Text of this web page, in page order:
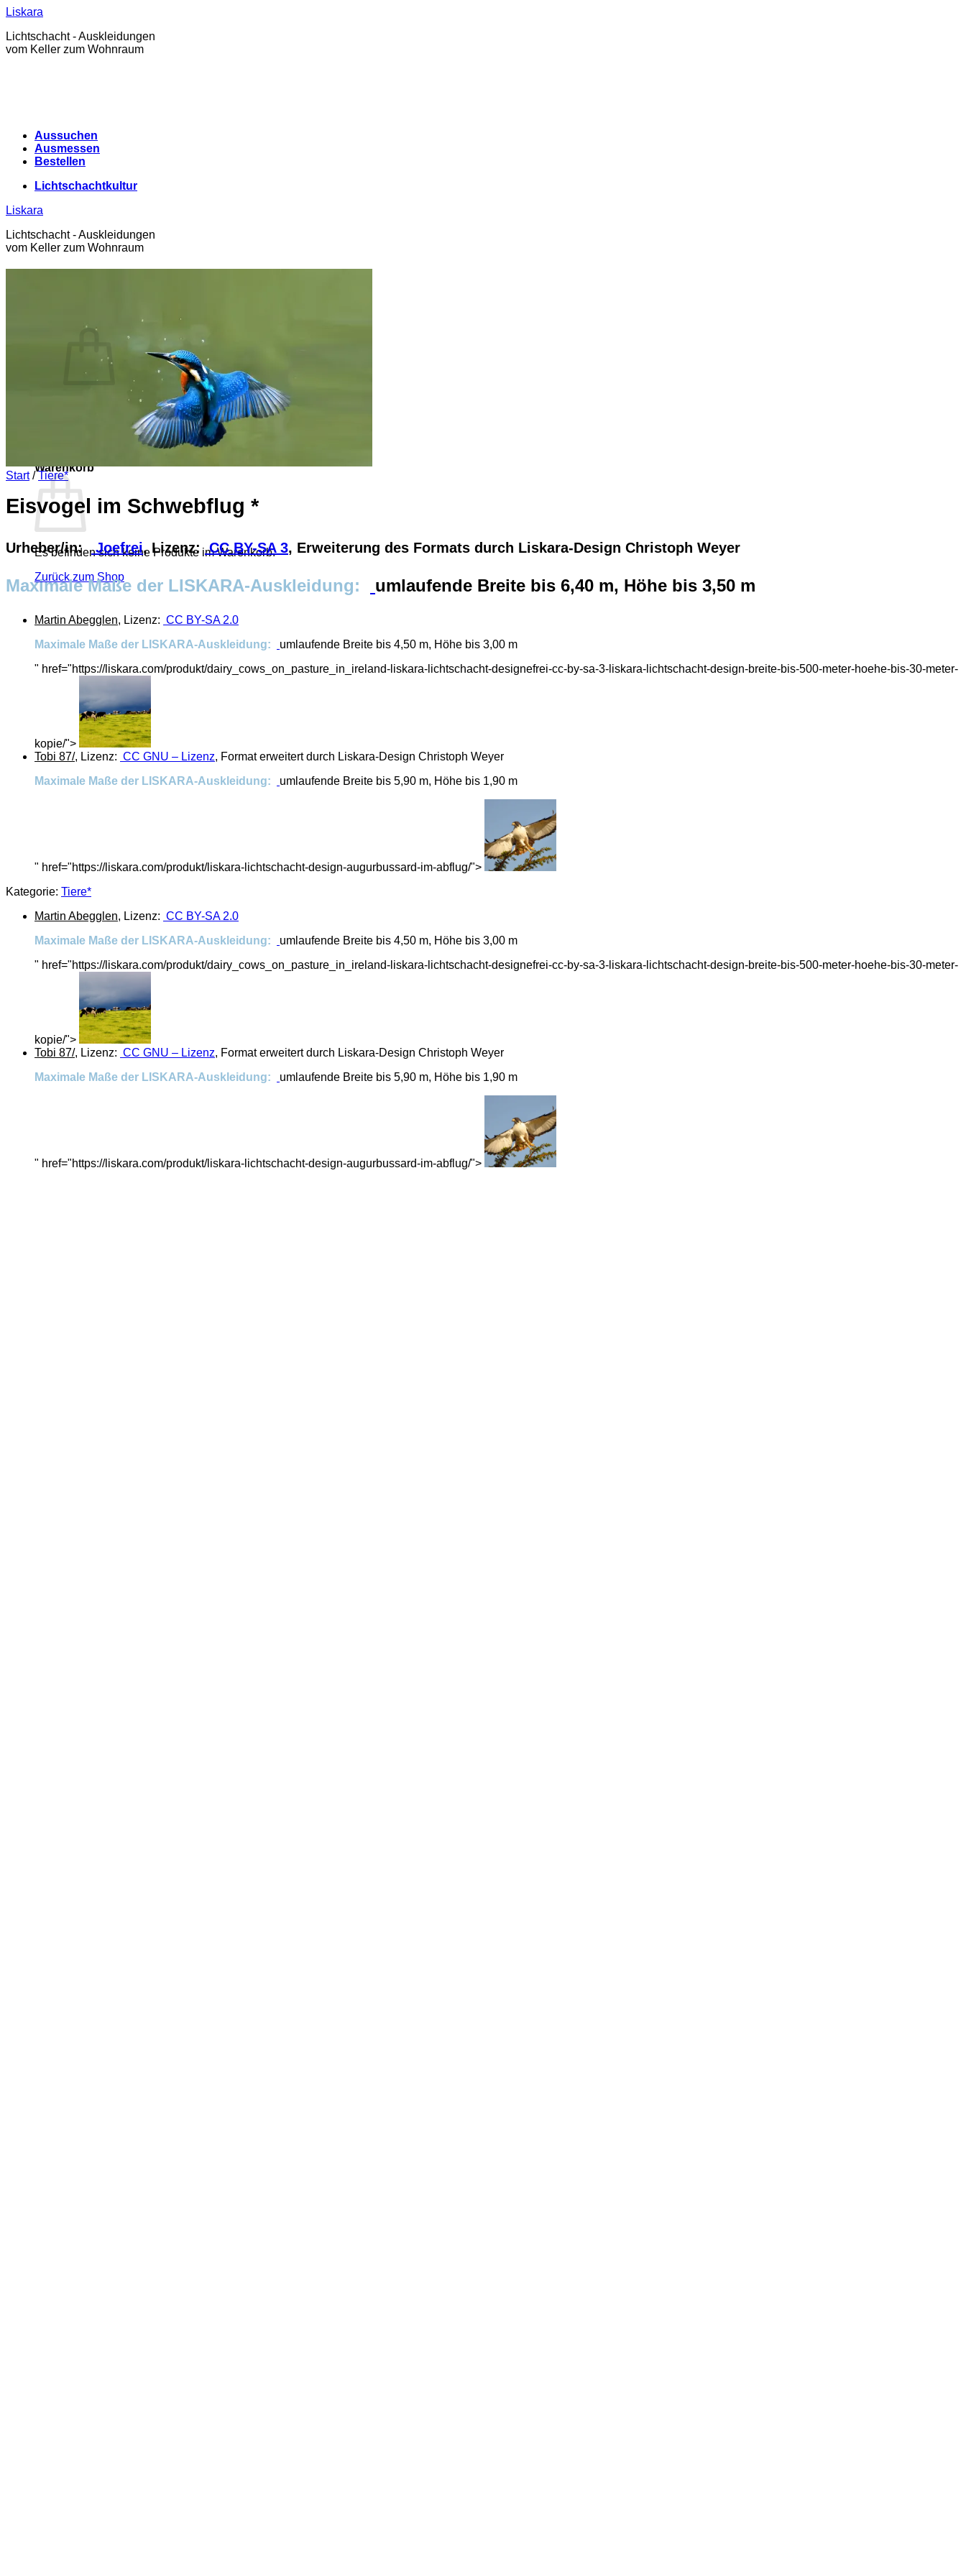
Zum
springen
Liskara
Lichtschacht - Auskleidungen
vom Keller zum Wohnraum
Aussuchen
Ausmessen
Bestellen
Lichtschachtkultur
Liskara
Lichtschacht - Auskleidungen
vom Keller zum Wohnraum
0
Es befinden sich keine Produkte im Warenkorb.
Zurück zum Shop
Warenkorb
Es befinden sich keine Produkte im Warenkorb.
Zurück zum Shop
Start / Tiere*
Eisvogel im Schwebflug *
Urheber/in: Joefrei, Lizenz: CC BY-SA 3, Erweiterung des Formats durch Liskara-Design Christoph Weyer
Maximale Maße der LISKARA-Auskleidung: umlaufende Breite bis 6,40 m, Höhe bis 3,50 m
Martin Abegglen, Lizenz: CC BY-SA 2.0
Maximale Maße der LISKARA-Auskleidung:
umlaufende Breite bis 4,50 m, Höhe bis 3,00 m
" href="https://liskara.com/produkt/dairy_cows_on_pasture_in_ireland-liskara-lichtschacht-designefrei-cc-by-sa-3-liskara-lichtschacht-design-breite-bis-500-meter-hoehe-bis-30-meter-
kopie/">
Tobi 87/, Lizenz: CC GNU – Lizenz, Format erweitert durch Liskara-Design Christoph Weyer
Maximale Maße der LISKARA-Auskleidung:
umlaufende Breite bis 5,90 m, Höhe bis 1,90 m
" href="https://liskara.com/produkt/liskara-lichtschacht-design-augurbussard-im-abflug/">
Kategorie: Tiere*
Martin Abegglen, Lizenz: CC BY-SA 2.0
Maximale Maße der LISKARA-Auskleidung:
umlaufende Breite bis 4,50 m, Höhe bis 3,00 m
" href="https://liskara.com/produkt/dairy_cows_on_pasture_in_ireland-liskara-lichtschacht-designefrei-cc-by-sa-3-liskara-lichtschacht-design-breite-bis-500-meter-hoehe-bis-30-meter-
kopie/">
Tobi 87/, Lizenz: CC GNU – Lizenz, Format erweitert durch Liskara-Design Christoph Weyer
Maximale Maße der LISKARA-Auskleidung:
umlaufende Breite bis 5,90 m, Höhe bis 1,90 m
" href="https://liskara.com/produkt/liskara-lichtschacht-design-augurbussard-im-abflug/">